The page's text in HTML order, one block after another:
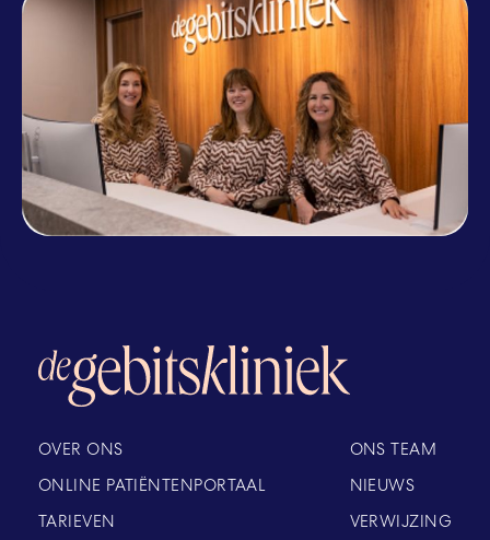
OVER ONS
ONS TEAM
ONLINE PATIËNTENPORTAAL
NIEUWS
TARIEVEN
VERWIJZING